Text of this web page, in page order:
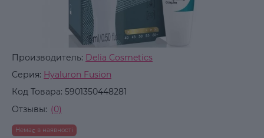
Производитель: Delia Cosmetics
Серия: Hyaluron Fusion
Код Товара: 5901350448281
Отзывы: (0)
Немає в наявності